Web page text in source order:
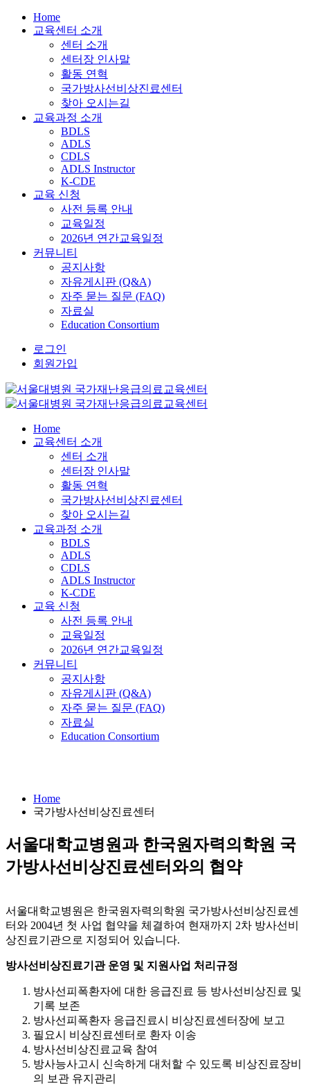
Home
교육센터 소개
센터 소개
센터장 인사말
활동 연혁
국가방사선비상진료센터
찾아 오시는길
교육과정 소개
BDLS
ADLS
CDLS
ADLS Instructor
K-CDE
교육 신청
사전 등록 안내
교육일정
2026년 연간교육일정
커뮤니티
공지사항
자유게시판 (Q&A)
자주 묻는 질문 (FAQ)
자료실
Education Consortium
로그인
회원가입
Home
교육센터 소개
센터 소개
센터장 인사말
활동 연혁
국가방사선비상진료센터
찾아 오시는길
교육과정 소개
BDLS
ADLS
CDLS
ADLS Instructor
K-CDE
교육 신청
사전 등록 안내
교육일정
2026년 연간교육일정
커뮤니티
공지사항
자유게시판 (Q&A)
자주 묻는 질문 (FAQ)
자료실
Education Consortium
Home
국가방사선비상진료센터
서울대학교병원과 한국원자력의학원 국
가방사선비상진료센터와의 협약
서울대학교병원은 한국원자력의학원 국가방사선비상진료센
터와 2004년 첫 사업 협약을 체결하여 현재까지 2차 방사선비
상진료기관으로 지정되어 있습니다.
방사선비상진료기관 운영 및 지원사업 처리규정
방사선피폭환자에 대한 응급진료 등 방사선비상진료 및
기록 보존
방사선피폭환자 응급진료시 비상진료센터장에 보고
필요시 비상진료센터로 환자 이송
방사선비상진료교육 참여
방사능사고시 신속하게 대처할 수 있도록 비상진료장비
의 보관 유지관리